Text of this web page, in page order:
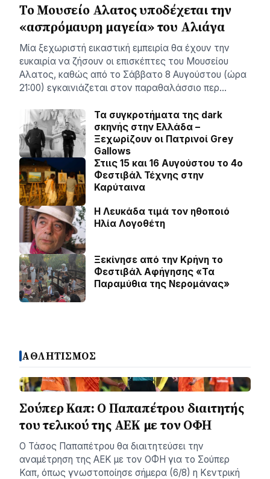
Το Μουσείο Αλατος υποδέχεται την
«ασπρόμαυρη μαγεία» του Αλιάγα
Μία ξεχωριστή εικαστική εμπειρία θα έχουν την
ευκαιρία να ζήσουν οι επισκέπτες του Μουσείου
Αλατος, καθώς από το Σάββατο 8 Αυγούστου (ώρα
21:00) εγκαινιάζεται στον παραθαλάσσιο περ…
Τα συγκροτήματα της dark
σκηνής στην Ελλάδα –
Ξεχωρίζουν οι Πατρινοί Grey
Gallows
Στιις 15 και 16 Αυγούστου το 4ο
Φεστιβάλ Τέχνης στην
Καρύταινα
Η Λευκάδα τιμά τον ηθοποιό
Ηλία Λογοθέτη
Ξεκίνησε από την Κρήνη το
Φεστιβάλ Αφήγησης «Τα
Παραμύθια της Νερομάνας»
ΑΘΛΗΤΙΣΜΟΣ
Σούπερ Καπ: Ο Παπαπέτρου διαιτητής
του τελικού της ΑΕΚ με τον ΟΦΗ
Ο Τάσος Παπαπέτρου θα διαιτητεύσει την
αναμέτρηση της ΑΕΚ με τον ΟΦΗ για το Σούπερ
Καπ, όπως γνωστοποίησε σήμερα (6/8) η Κεντρική